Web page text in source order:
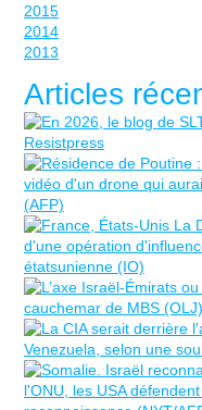
2015
2014
2013
Articles